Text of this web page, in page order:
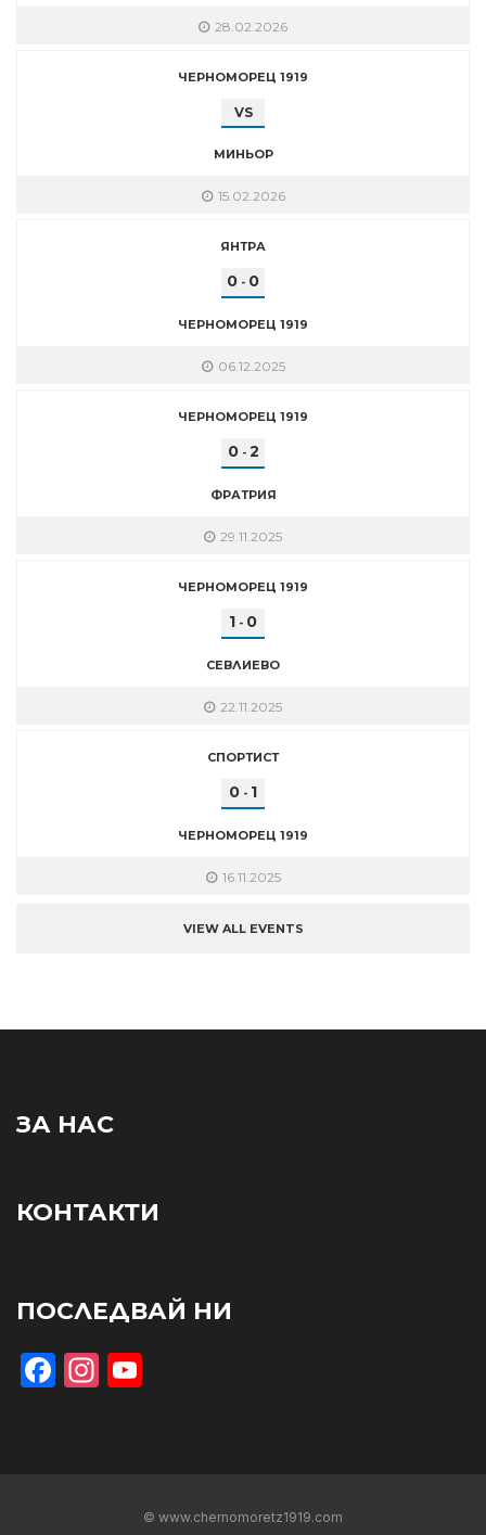
28.02.2026
ЧЕРНОМОРЕЦ 1919
VS
МИНЬОР
15.02.2026
ЯНТРА
0 - 0
ЧЕРНОМОРЕЦ 1919
06.12.2025
ЧЕРНОМОРЕЦ 1919
0- 2
ФРАТРИЯ
29.11.2025
ЧЕРНОМОРЕЦ 1919
1 - 0
СЕВЛИЕВО
22.11.2025
СПОРТИСТ
0 - 1
ЧЕРНОМОРЕЦ 1919
16.11.2025
VIEW ALL EVENTS
ЗА НАС
КОНТАКТИ
ПОСЛЕДВАЙ НИ
Facebook
Instagram
© www.chernomoretz1919.com